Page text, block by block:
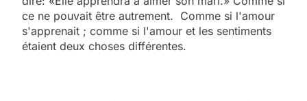
ce ne pouvait être autrement. Comme si l'amour
s'apprenait ; comme si l'amour et les sentiments
étaient deux choses différentes.